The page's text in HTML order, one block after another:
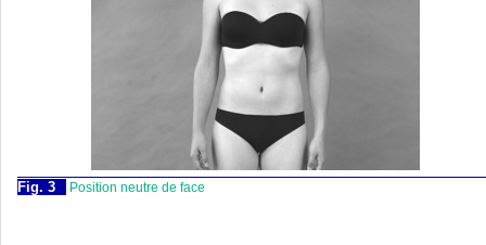
Fig. 3 Position neutre de face